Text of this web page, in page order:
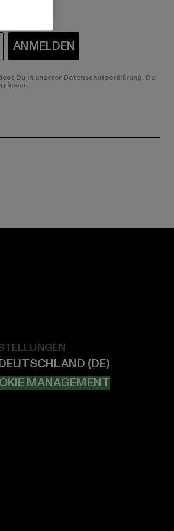
ANMELDEN
Du in unserer Datenschutzerklärung. Du
lesen.
MANAGEMENT